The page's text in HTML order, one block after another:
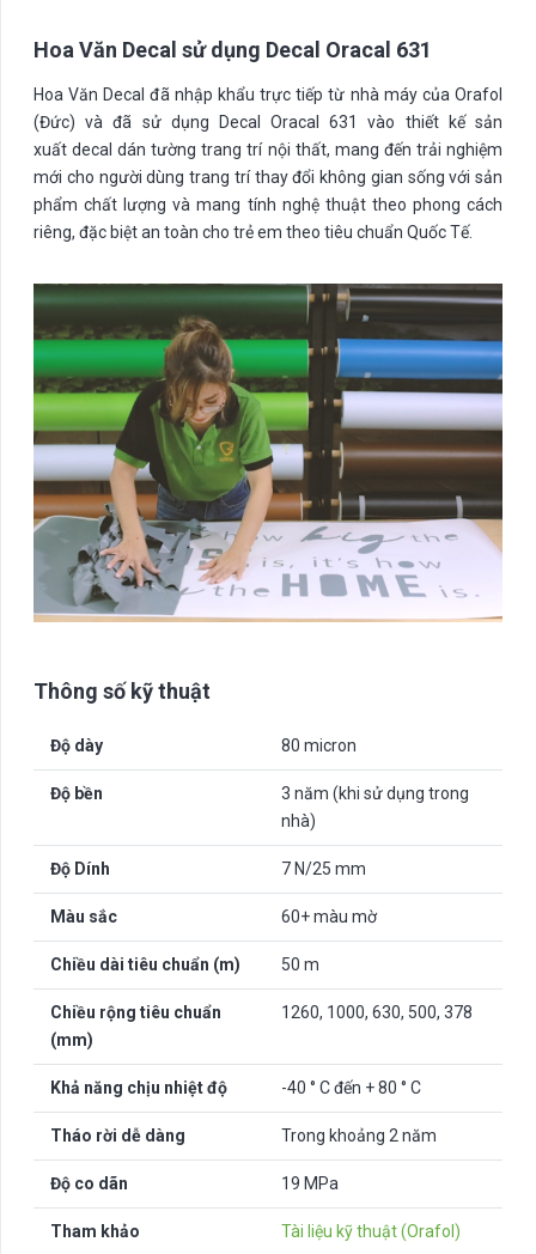
Hoa Văn Decal sử dụng Decal Oracal 631
Hoa Văn Decal đã nhập khẩu trực tiếp từ nhà máy của Orafol
(Đức) và đã sử dụng Decal Oracal 631 vào thiết kế sản
xuất decal dán tường trang trí nội thất, mang đến trải nghiệm
mới cho người dùng trang trí thay đổi không gian sống với sản
phẩm chất lượng và mang tính nghệ thuật theo phong cách
riêng, đặc biệt an toàn cho trẻ em theo tiêu chuẩn Quốc Tế.
Thông số kỹ thuật
Độ dày 80 micron
Độ bền
3 năm (khi sử dụng trong
nhà)
Độ Dính 7 N/25 mm
Màu sắc 60+ màu mờ
Chiều dài tiêu chuẩn (m) 50 m
Chiều rộng tiêu chuẩn
(mm)
1260, 1000, 630, 500, 378
Khả năng chịu nhiệt độ -40 ° C đến + 80 ° C
Tháo rời dễ dàng Trong khoảng 2 năm
Độ co dãn 19 MPa
Tham khảo Tài liệu kỹ thuật (Orafol)